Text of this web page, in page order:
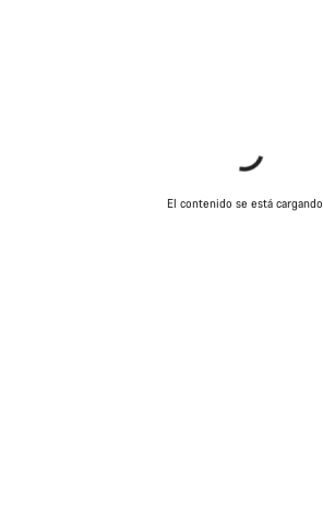
El contenido se está cargando